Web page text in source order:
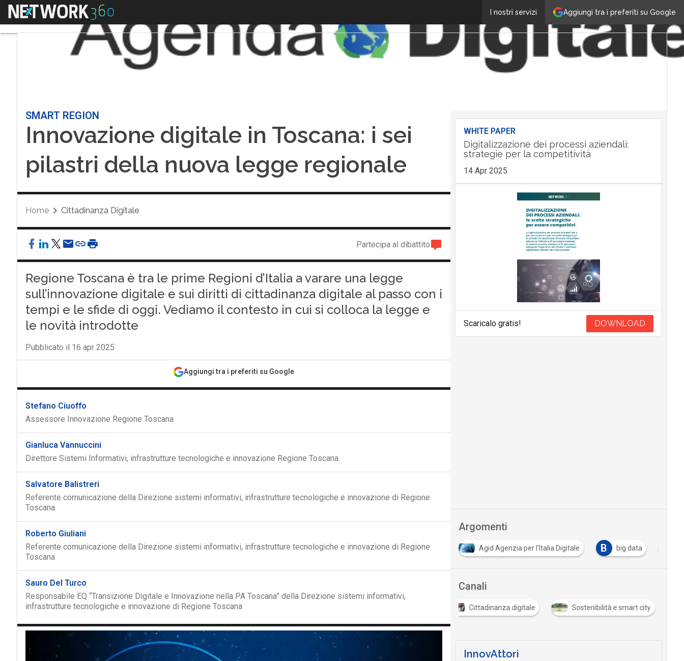
Aggiungi tra i preferiti su Google
I nostri servizi
Menu
SMART REGION
Innovazione digitale in Toscana: i sei
pilastri della nuova legge regionale
Home Cittadinanza Digitale
Partecipa al dibattito
Regione Toscana è tra le prime Regioni d’Italia a varare una legge
sull’innovazione digitale e sui diritti di cittadinanza digitale al passo con i
tempi e le sfide di oggi. Vediamo il contesto in cui si colloca la legge e
le novità introdotte
Pubblicato il 16 apr 2025
Aggiungi tra i preferiti su Google
Stefano Ciuoffo
Assessore Innovazione Regione Toscana
Gianluca Vannuccini
Direttore Sistemi Informativi, infrastrutture tecnologiche e innovazione Regione Toscana
Salvatore Balistreri
Referente comunicazione della Direzione sistemi informativi, infrastrutture tecnologiche e innovazione di Regione
Toscana
Roberto Giuliani
Referente comunicazione della Direzione sistemi informativi, infrastrutture tecnologiche e innovazione di Regione
Toscana
Sauro Del Turco
Responsabile EQ “Transizione Digitale e Innovazione nella PA Toscana” della Direzione sistemi informativi,
infrastrutture tecnologiche e innovazione di Regione Toscana
WHITE PAPER
Digitalizzazione dei processi aziendali:
strategie per la competitività
14 Apr 2025
Scaricalo gratis! DOWNLOAD
Argomenti
5
5G Agid Agenzia per l'Italia Digitale B big data cloud
Canali
Cittadinanza digitale Sostenibilità e smart city
InnovAttori